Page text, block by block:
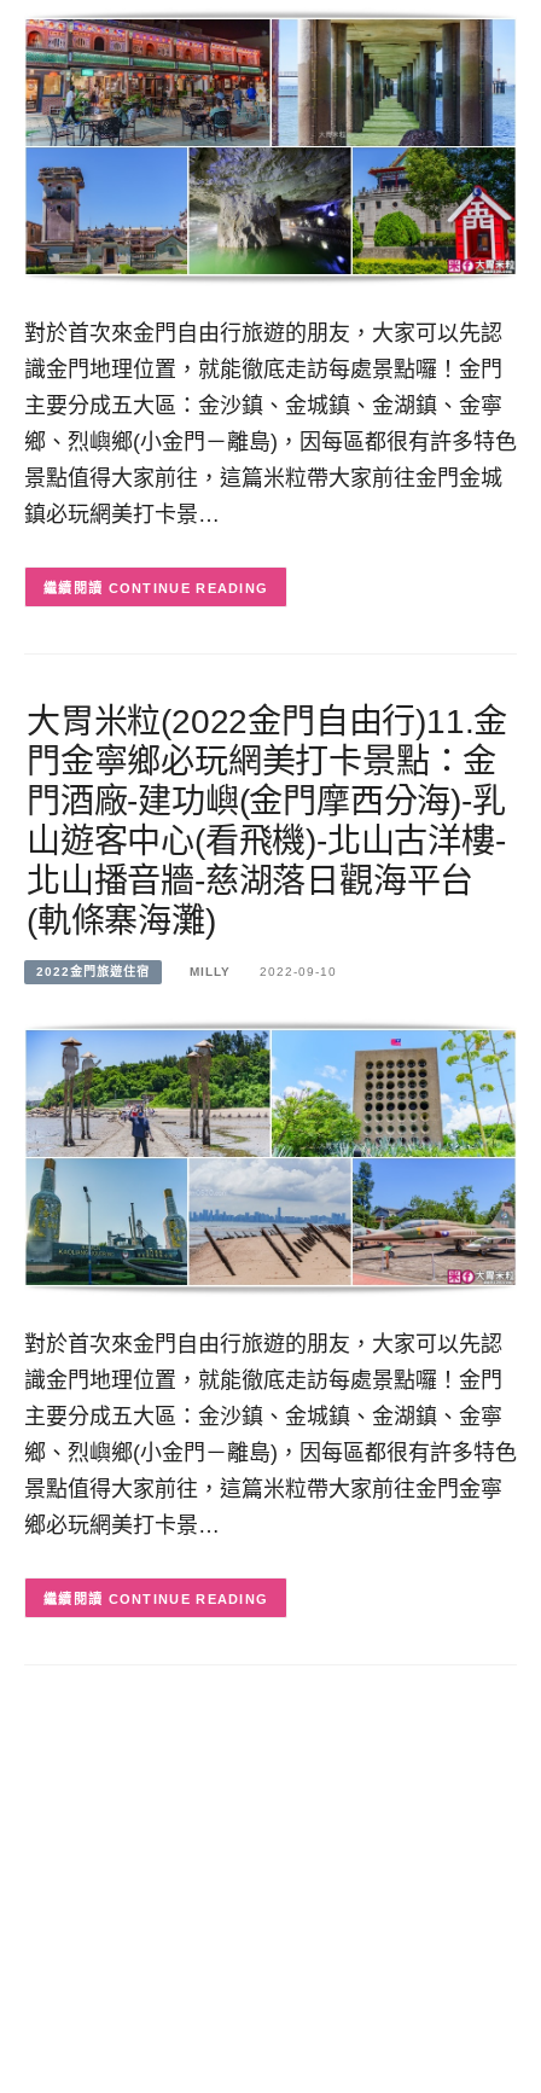
對於首次來金門自由行旅遊的朋友，大家可以先認
識金門地理位置，就能徹底走訪每處景點囉！金門
主要分成五大區：金沙鎮、金城鎮、金湖鎮、金寧
鄉、烈嶼鄉(小金門－離島)，因每區都很有許多特色
景點值得大家前往，這篇米粒帶大家前往金門金城
鎮必玩網美打卡景…
CONTINUE READING
大胃米粒(2022金門自由行)11.金
門金寧鄉必玩網美打卡景點：金
門酒廠-建功嶼(金門摩西分海)-乳
山遊客中心(看飛機)-北山古洋樓-
北山播音牆-慈湖落日觀海平台
(軌條寨海灘)
2022金門旅遊住宿 MILLY 2022-09-10
對於首次來金門自由行旅遊的朋友，大家可以先認
識金門地理位置，就能徹底走訪每處景點囉！金門
主要分成五大區：金沙鎮、金城鎮、金湖鎮、金寧
鄉、烈嶼鄉(小金門－離島)，因每區都很有許多特色
景點值得大家前往，這篇米粒帶大家前往金門金寧
鄉必玩網美打卡景…
CONTINUE READING